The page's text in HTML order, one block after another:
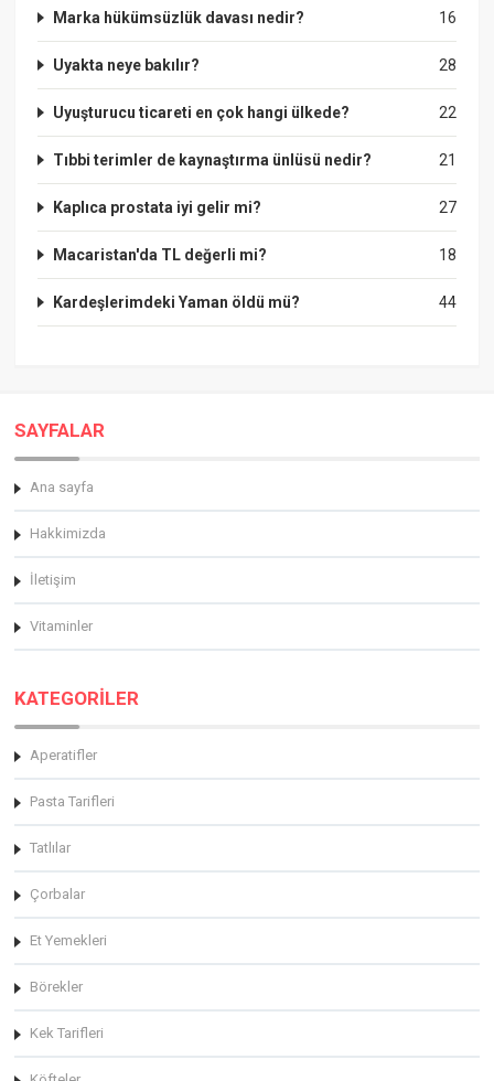
16
Marka hükümsüzlük davası nedir?
28
Uyakta neye bakılır?
22
Uyuşturucu ticareti en çok hangi ülkede?
21
Tıbbi terimler de kaynaştırma ünlüsü nedir?
27
Kaplıca prostata iyi gelir mi?
18
Macaristan'da TL değerli mi?
44
Kardeşlerimdeki Yaman öldü mü?
SAYFALAR
Ana sayfa
Hakkimizda
İletişim
Vitaminler
KATEGORİLER
Aperatifler
Pasta Tarifleri
Tatlılar
Çorbalar
Et Yemekleri
Börekler
Kek Tarifleri